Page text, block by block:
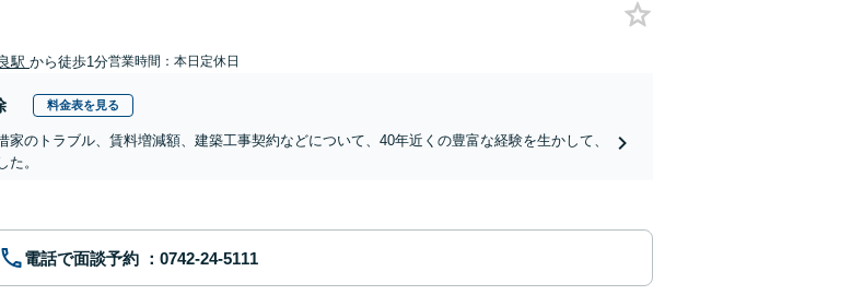
駅 から徒歩1分営業時間：本日定休日
料金表を見る
家のトラブル、賃料増減額、建築工事契約などについて、40年近くの豊富な経験を生かして、
。
電話で面談予約